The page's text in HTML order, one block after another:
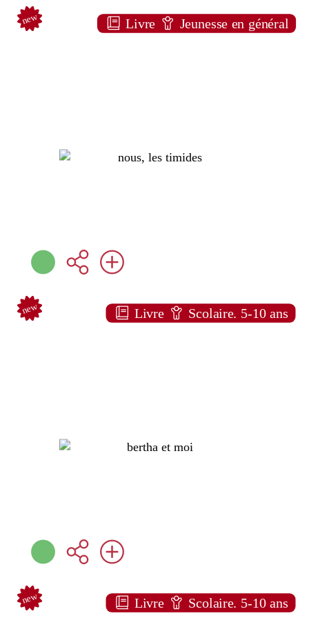
Livre Jeunesse en général
new
Nous, les timides
Plus d'infos
Livre Scolaire. 5-10 ans
new
Bertha et moi
Plus d'infos
Livre Scolaire. 5-10 ans
new